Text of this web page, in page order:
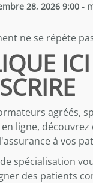
28, 2026 9:00 -
ne se répète
agréés,
ligne,
à vos
spécialisation
des patients